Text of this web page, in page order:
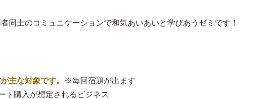
同士のコミュニケーションで和気あいあいと学びあうゼミです！
主な対象です。
※毎回宿題が出ます
ト購入が想定されるビジネス